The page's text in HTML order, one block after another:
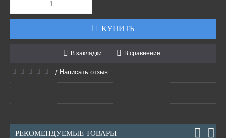
КУПИТЬ
В закладки В сравнение
/ Написать отзыв
РЕКОМЕНДУЕМЫЕ ТОВАРЫ